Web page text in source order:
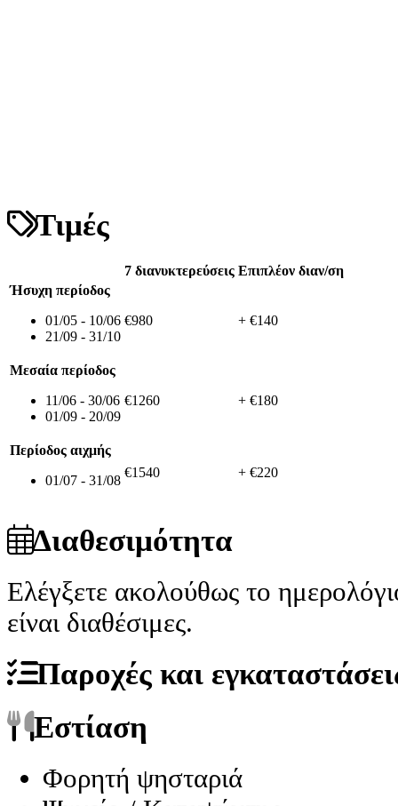
Τιμές
7 διανυκτερεύσεις Επιπλέον διαν/ση
Ήσυχη περίοδος
01/05 - 10/06
21/09 - 31/10
€980 + €140
Μεσαία περίοδος
11/06 - 30/06
01/09 - 20/09
€1260 + €180
Περίοδος αιχμής
01/07 - 31/08
€1540 + €220
Διαθεσιμότητα
Ελέγξετε ακολούθως το
είναι διαθέσιμες.
Παροχές και
Εστίαση
Φορητή ψησταριά